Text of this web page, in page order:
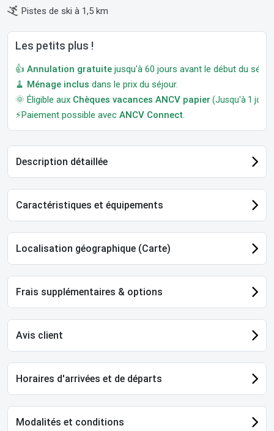
Pistes de ski à 1,5 km
Les petits plus !
👍 Annulation gratuite jusqu'à 60 jours avant le début du
🧹 Ménage inclus dans le prix du séjour.
🌞 Éligible aux Chèques vacances ANCV papier (Jusqu'à 1 jour
⚡Paiement possible avec ANCV Connect.
Description détaillée
Caractéristiques et équipements
Localisation géographique (Carte)
Frais supplémentaires & options
Avis client
Horaires d'arrivées et de départs
Modalités et conditions